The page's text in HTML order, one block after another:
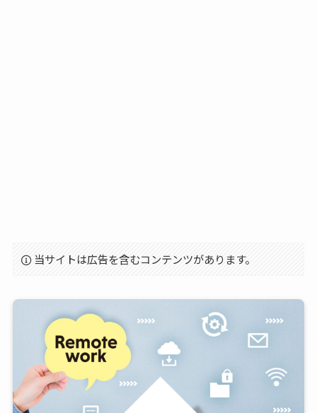
当サイトは広告を含むコンテンツがあります。